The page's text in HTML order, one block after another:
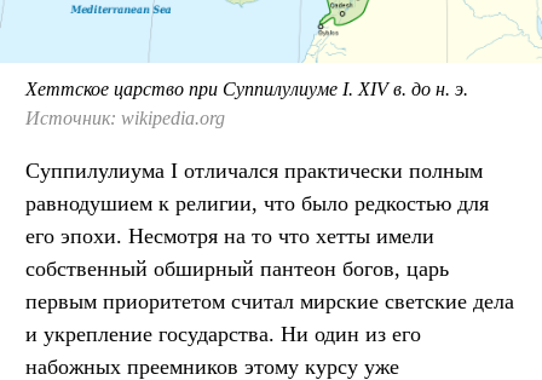
Хеттское царство при Суппилулиуме I. XIV в. до н. э.
Источник: wikipedia.org
Суппилулиума I отличался практически полным
равнодушием к религии, что было редкостью для
его эпохи. Несмотря на то что хетты имели
собственный обширный пантеон богов, царь
первым приоритетом считал мирские светские дела
и укрепление государства. Ни один из его
набожных преемников этому курсу уже